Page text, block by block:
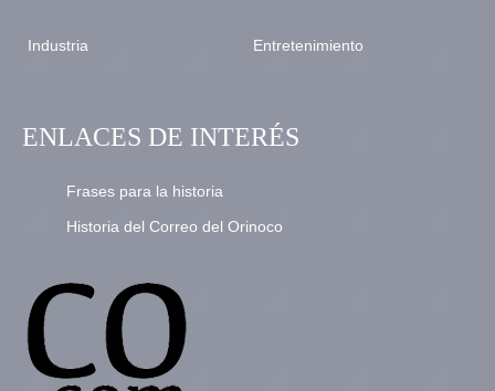
Industria Entretenimiento
ENLACES DE INTERÉS
Frases para la historia
Historia del Correo del Orinoco